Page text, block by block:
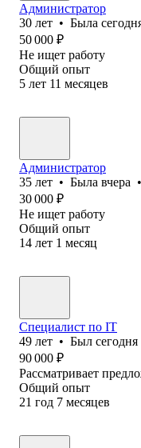
Администратор
30 лет • Была
50 000 ₽
Не ищет работу
Общий опыт
5 лет 11 месяцев
Администратор
35 лет • Была вчера •
30 000 ₽
Не ищет работу
Общий опыт
14 лет 1 месяц
Специалист по IT
49 лет • Был сегодня
90 000 ₽
Рассматривает
Общий опыт
21 год 7 месяцев